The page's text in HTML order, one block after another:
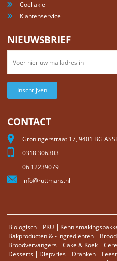
Coeliakie
Klantenservice
NIEUWSBRIEF
Inschrijven
CONTACT
Groningerstraat 17, 9401 BG
0318 306303
06 12239079
info@ruttmans.nl
Biologisch PKU
Bakproducten & - ingrediënten
Brood
Broodvervangers
Cake & Koek
Desserts
Diepvries Dranken